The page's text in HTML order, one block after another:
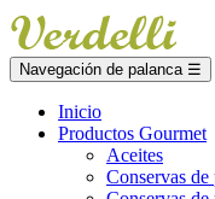
Navegación de palanca ☰
Inicio
Productos Gourmet
Aceites
Conservas de